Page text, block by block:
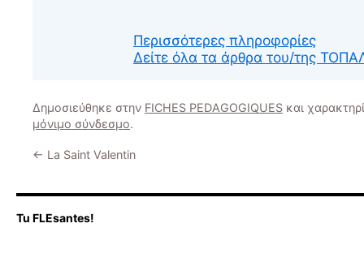
Περισσότερες πληροφορίες
Δείτε όλα τα άρθρα του/της
Δημοσιεύθηκε στην FICHES PEDAGOGIQUES και
μόνιμο σύνδεσμο.
← La Saint Valentin
Tu FLEsantes!